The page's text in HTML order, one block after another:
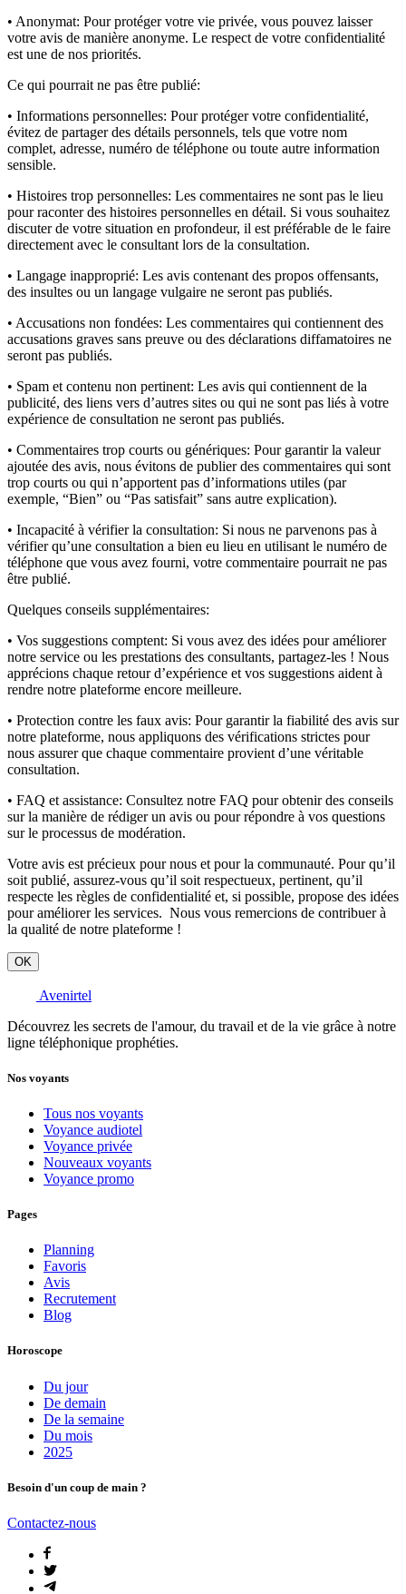
• Anonymat: Pour protéger votre vie privée, vous pouvez laisser
votre avis de manière anonyme. Le respect de votre confidentialité
est une de nos priorités.
Ce qui pourrait ne pas être publié:
• Informations personnelles: Pour protéger votre confidentialité,
évitez de partager des détails personnels, tels que votre nom
complet, adresse, numéro de téléphone ou toute autre information
sensible.
• Histoires trop personnelles: Les commentaires ne sont pas le lieu
pour raconter des histoires personnelles en détail. Si vous souhaitez
discuter de votre situation en profondeur, il est préférable de le faire
directement avec le consultant lors de la consultation.
• Langage inapproprié: Les avis contenant des propos offensants,
des insultes ou un langage vulgaire ne seront pas publiés.
• Accusations non fondées: Les commentaires qui contiennent des
accusations graves sans preuve ou des déclarations diffamatoires ne
seront pas publiés.
• Spam et contenu non pertinent: Les avis qui contiennent de la
publicité, des liens vers d’autres sites ou qui ne sont pas liés à votre
expérience de consultation ne seront pas publiés.
• Commentaires trop courts ou génériques: Pour garantir la valeur
ajoutée des avis, nous évitons de publier des commentaires qui sont
trop courts ou qui n’apportent pas d’informations utiles (par
exemple, “Bien” ou “Pas satisfait” sans autre explication).
• Incapacité à vérifier la consultation: Si nous ne parvenons pas à
vérifier qu’une consultation a bien eu lieu en utilisant le numéro de
téléphone que vous avez fourni, votre commentaire pourrait ne pas
être publié.
Quelques conseils supplémentaires:
• Vos suggestions comptent: Si vous avez des idées pour améliorer
notre service ou les prestations des consultants, partagez-les ! Nous
apprécions chaque retour d’expérience et vos suggestions aident à
rendre notre plateforme encore meilleure.
• Protection contre les faux avis: Pour garantir la fiabilité des avis sur
notre plateforme, nous appliquons des vérifications strictes pour
nous assurer que chaque commentaire provient d’une véritable
consultation.
• FAQ et assistance: Consultez notre FAQ pour obtenir des conseils
sur la manière de rédiger un avis ou pour répondre à vos questions
sur le processus de modération.
Votre avis est précieux pour nous et pour la communauté. Pour qu’il
soit publié, assurez-vous qu’il soit respectueux, pertinent, qu’il
respecte les règles de confidentialité et, si possible, propose des idées
pour améliorer les services. Nous vous remercions de contribuer à
la qualité de notre plateforme !
OK
Avenirtel
Découvrez les secrets de l'amour, du travail et de la vie grâce à notre
ligne téléphonique prophéties.
Nos voyants
Tous nos voyants
Voyance audiotel
Voyance privée
Nouveaux voyants
Voyance promo
Pages
Planning
Favoris
Avis
Recrutement
Blog
Horoscope
Du jour
De demain
De la semaine
Du mois
2025
Besoin d'un coup de main ?
Contactez-nous